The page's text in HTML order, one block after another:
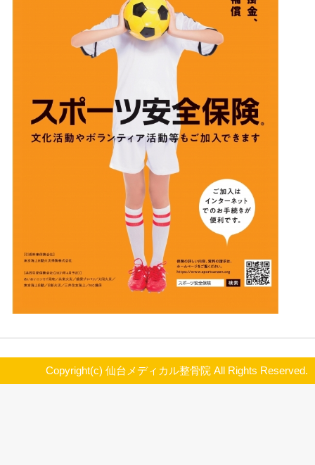
ご加入の方は是非ご活用下さい。